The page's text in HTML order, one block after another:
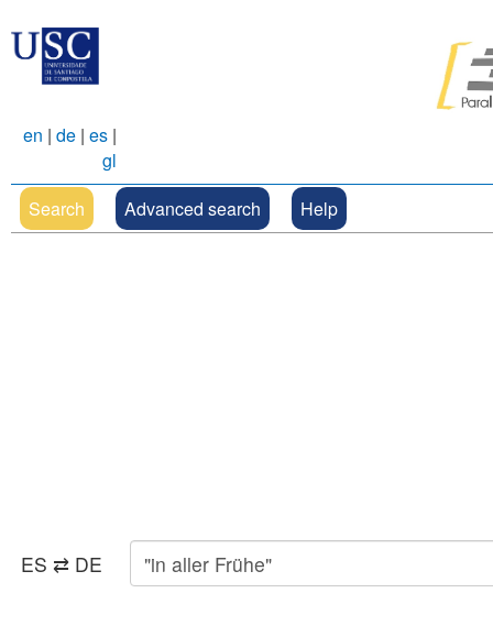
en | de | es |
gl
Search
Advanced search Help
ES ⇄ DE